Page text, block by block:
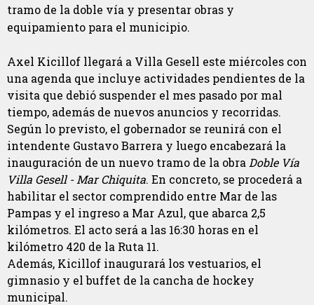
tramo de la doble vía y presentar obras y
equipamiento para el municipio.
Axel Kicillof llegará a Villa Gesell este miércoles con
una agenda que incluye actividades pendientes de la
visita que debió suspender el mes pasado por mal
tiempo, además de nuevos anuncios y recorridas.
Según lo previsto, el gobernador se reunirá con el
intendente Gustavo Barrera y luego encabezará la
inauguración de un nuevo tramo de la obra Doble Vía
Villa Gesell - Mar Chiquita. En concreto, se procederá a
habilitar el sector comprendido entre Mar de las
Pampas y el ingreso a Mar Azul, que abarca 2,5
kilómetros. El acto será a las 16:30 horas en el
kilómetro 420 de la Ruta 11.
Además, Kicillof inaugurará los vestuarios, el
gimnasio y el buffet de la cancha de hockey
municipal.